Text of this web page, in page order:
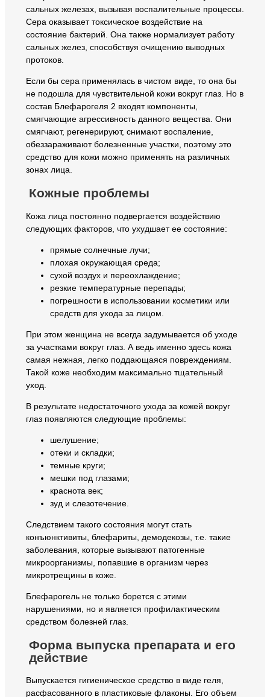
сальных железах, вызывая воспалительные процессы.
Сера оказывает токсическое воздействие на
состояние бактерий. Она также нормализует работу
сальных желез, способствуя очищению выводных
протоков.
Если бы сера применялась в чистом виде, то она бы
не подошла для чувствительной кожи вокруг глаз. Но в
состав Блефарогеля 2 входят компоненты,
смягчающие агрессивность данного вещества. Они
смягчают, регенерируют, снимают воспаление,
обеззараживают болезненные участки, поэтому это
средство для кожи можно применять на различных
зонах лица.
Кожные проблемы
Кожа лица постоянно подвергается воздействию
следующих факторов, что ухудшает ее состояние:
прямые солнечные лучи;
плохая окружающая среда;
сухой воздух и переохлаждение;
резкие температурные перепады;
погрешности в использовании косметики или
средств для ухода за лицом.
При этом женщина не всегда задумывается об уходе
за участками вокруг глаз. А ведь именно здесь кожа
самая нежная, легко поддающаяся повреждениям.
Такой коже необходим максимально тщательный
уход.
В результате недостаточного ухода за кожей вокруг
глаз появляются следующие проблемы:
шелушение;
отеки и складки;
темные круги;
мешки под глазами;
краснота век;
зуд и слезотечение.
Следствием такого состояния могут стать
конъюнктивиты, блефариты, демодекозы, т.е. такие
заболевания, которые вызывают патогенные
микроорганизмы, попавшие в организм через
микротрещины в коже.
Блефарогель не только борется с этими
нарушениями, но и является профилактическим
средством болезней глаз.
Форма выпуска препарата и его
действие
Выпускается гигиеническое средство в виде геля,
расфасованного в пластиковые флаконы. Его объем